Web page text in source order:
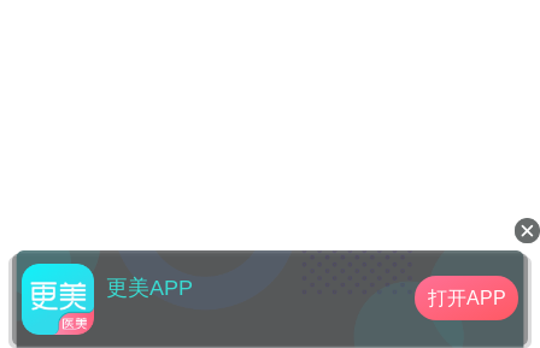
更美APP 打开APP